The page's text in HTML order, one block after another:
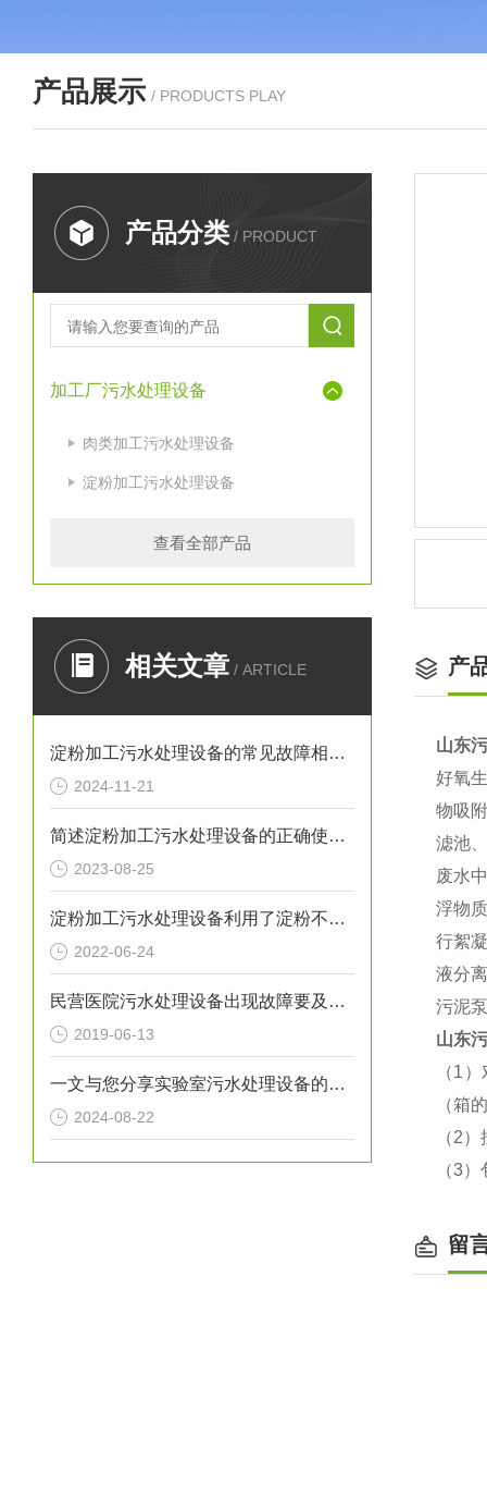
产品展示 / PRODUCTS PLAY
产品分类 / PRODUCT
加工厂污水处理设备
肉类加工污水处理设备
淀粉加工污水处理设备
查看全部产品
相关文章 / ARTICLE
淀粉加工污水处理设备的常见故障相应解决方法分享
2024-11-21
简述淀粉加工污水处理设备的正确使用方法
2023-08-25
淀粉加工污水处理设备利用了淀粉不溶于冷水的原理
2022-06-24
民营医院污水处理设备出现故障要及时处理
2019-06-13
一文与您分享实验室污水处理设备的定期维护保养方法
2024-08-22
产
山东
好氧
物吸
滤池
废水
浮物
行絮
液分
污泥
山东
（1
（箱
（2
（3
留